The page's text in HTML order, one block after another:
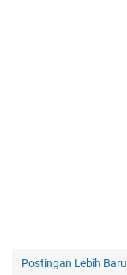
Postingan Lebih Baru